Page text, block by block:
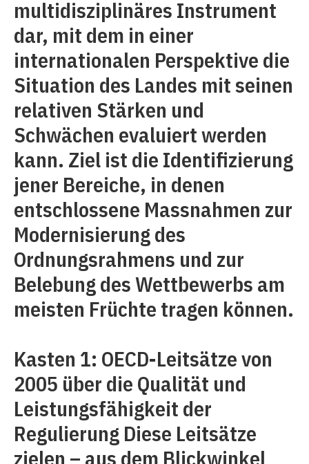
multidisziplinäres Instrument
dar, mit dem in einer
internationalen Perspektive die
Situation des Landes mit seinen
relativen Stärken und
Schwächen evaluiert werden
kann. Ziel ist die Identifizierung
jener Bereiche, in denen
entschlossene Massnahmen zur
Modernisierung des
Ordnungsrahmens und zur
Belebung des Wettbewerbs am
meisten Früchte tragen können.
Kasten 1: OECD-Leitsätze von
2005 über die Qualität und
Leistungsfähigkeit der
Regulierung Diese Leitsätze
zielen – aus dem Blickwinkel